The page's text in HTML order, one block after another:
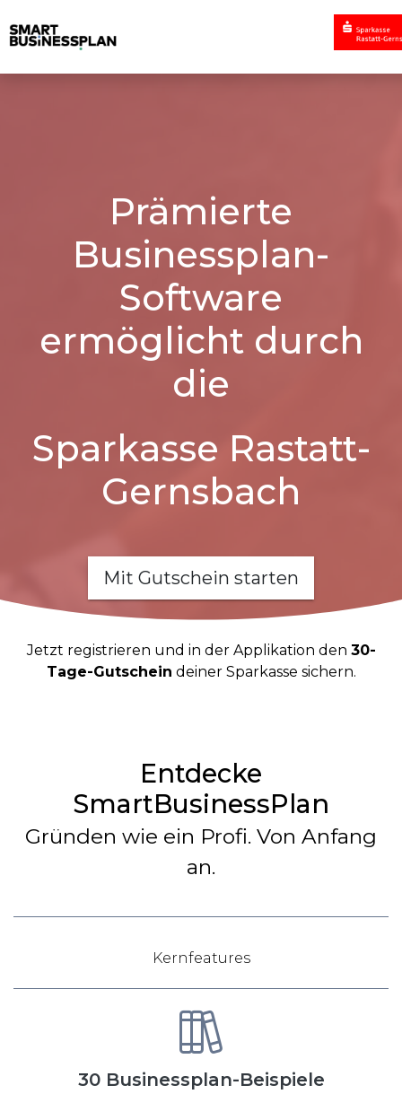
Prämierte
Businessplan-
Software
ermöglicht durch
die
Sparkasse Rastatt-
Gernsbach
Mit Gutschein starten
Jetzt registrieren und in der Applikation den 30-
Tage-Gutschein deiner Sparkasse sichern.
Entdecke
SmartBusinessPlan
Gründen wie ein Profi. Von Anfang
an.
Kernfeatures
30 Businessplan-Beispiele